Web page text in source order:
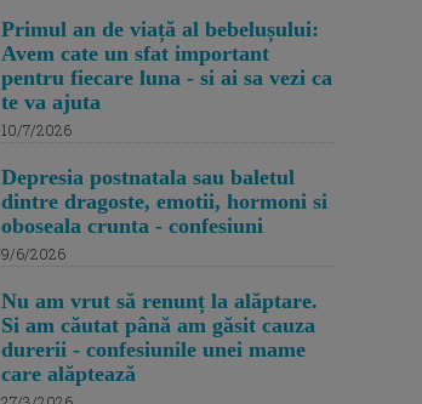
Primul an de viață al bebelușului:
Avem cate un sfat important
pentru fiecare luna - si ai sa vezi ca
te va ajuta
10/7/2026
Depresia postnatala sau baletul
dintre dragoste, emotii, hormoni si
oboseala crunta - confesiuni
9/6/2026
Nu am vrut să renunț la alăptare.
Si am căutat până am găsit cauza
durerii - confesiunile unei mame
care alăptează